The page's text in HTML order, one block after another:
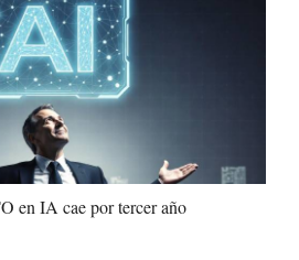
en IA cae por tercer año